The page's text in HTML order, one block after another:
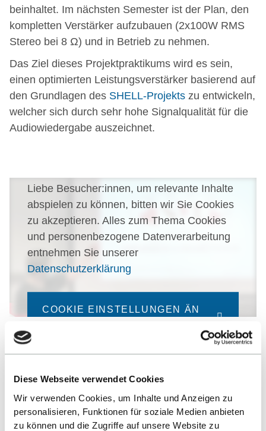
Diese Webseite verwendet Cookies
Wir verwenden Cookies, um Inhalte und Anzeigen zu
personalisieren, Funktionen für soziale Medien anbieten
zu können und die Zugriffe auf unsere Website zu
beinhaltet. Im nächsten Semester ist der Plan, den
kompletten Verstärker aufzubauen (2x100W RMS
Stereo bei 8 Ω) und in Betrieb zu nehmen.
Das Ziel dieses Projektpraktikums wird es sein,
einen optimierten Leistungsverstärker basierend auf
den Grundlagen des SHELL-Projekts zu entwickeln,
welcher sich durch sehr hohe Signalqualität für die
Audiowiedergabe auszeichnet.
Liebe Besucher:innen, um relevante Inhalte
abspielen zu können, bitten wir Sie Cookies
zu akzeptieren. Alles zum Thema Cookies
und personenbezogene Datenverarbeitung
entnehmen Sie unserer
Datenschutzerklärung
COOKIE EINSTELLUNGEN ÄN